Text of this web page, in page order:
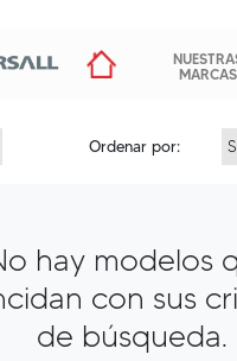
MARCAS
Ordenar por:
hay modelos
con sus
de búsqueda.